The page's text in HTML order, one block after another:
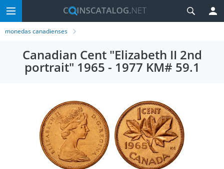
monedas canadienses
Canadian Cent "Elizabeth II 2nd
portrait" 1965 - 1977 KM# 59.1